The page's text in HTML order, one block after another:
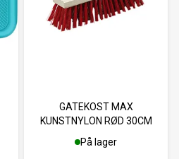
GATEKOST MAX
KUNSTNYLON RØD 30CM
På lager